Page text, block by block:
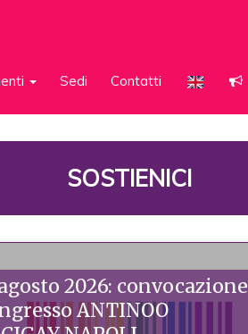
Sedi Contatti
SOSTIENICI
2026: convocazione
ANTINOO